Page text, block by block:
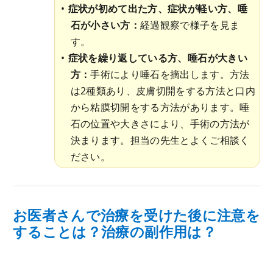
症状が初めて出た方、症状が軽い方、唾
石が小さい方： 経過観察で様子を見ま
す。
症状を繰り返している方、唾石が大きい
方：手術により唾石を摘出します。方法
は2種類あり、皮膚切開をする方法と口内
から粘膜切開をする方法があります。唾
石の位置や大きさにより、手術の方法が
決まります。担当の先生とよくご相談く
ださい。
お医者さんで治療を受けた後に注意を
することは？治療の副作用は？